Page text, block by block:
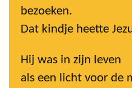
bezoeken.
Dat kindje heette
Hij was in zijn leven
als een licht voor de